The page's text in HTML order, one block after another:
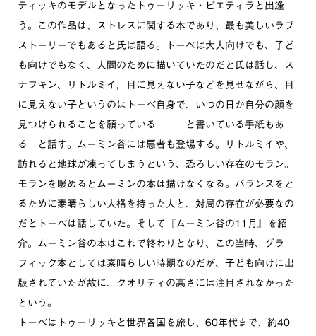
ティッキのモデルとなったトゥーリッキ・ピエティラと出逢
う。この作品は、ストレスに関する本であり、最も美しいラブ
ストーリーでもあると氏は語る。トーベは大人向けでも、子ど
も向けでもなく、人間のために描いていたのだと氏は話し、ス
ナフキン、リトルミイ，目に見えない子などを見せながら、目
に見えない子というのはトーベ自身で、いつの日か自分の顔を
見つけられることを願っている と書いている手紙もあ
る と話す。ムーミン谷には悪者も登場する。リトルミイや、
訪れると地球が凍ってしまうという、恐ろしい存在のモラン。
モランを暖めるとムーミンの本は描けなくなる。バランスをと
るために素晴らしい人格を持った人と、対局の存在が必要なの
だとトーベは話していた。そして『ムーミン谷の11月』を紹
介。ムーミン谷の本はこれで終わりとなり、この当時、グラ
フィック本としては素晴らしい時期なのだが、子ども向けに出
版されていたが故に、クオリティの高さには注目されなかった
という。
トーベはトゥーリッキと世界各国を旅し、60年代まで、約40